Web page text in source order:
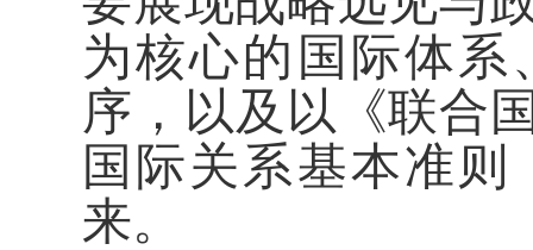
为核心的国际体系
序，以及以《联合
国际关系基本准
来。